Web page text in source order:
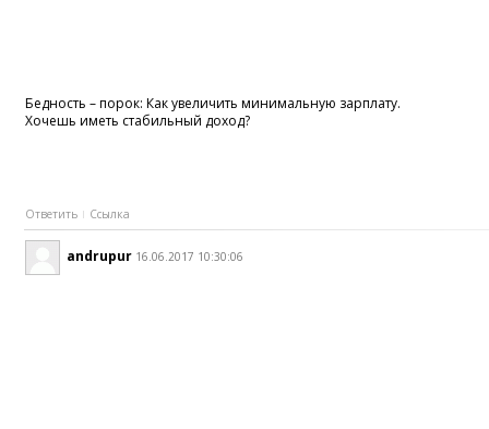
Бедность – порок: Как увеличить минимальную зарплату.
Хочешь иметь стабильный доход?
Ответить Ссылка
andrupur 16.06.2017 10:30:06